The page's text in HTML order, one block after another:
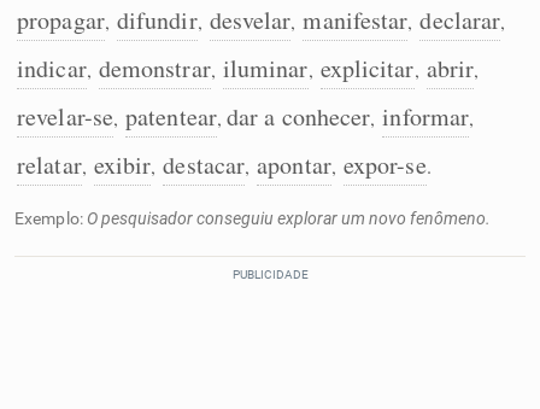
propagar, difundir, desvelar, manifestar, declarar,
indicar, demonstrar, iluminar, explicitar, abrir,
revelar-se, patentear, dar a conhecer, informar,
relatar, exibir, destacar, apontar, expor-se.
Exemplo: O pesquisador conseguiu explorar um novo fenômeno.